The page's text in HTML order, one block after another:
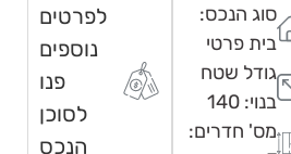
סוג הנכס:
בית פרטי
גודל שטח
בנוי: 140
מס' חדרים:
לפרטים
נוספים
פנו
לסוכן
הנכס